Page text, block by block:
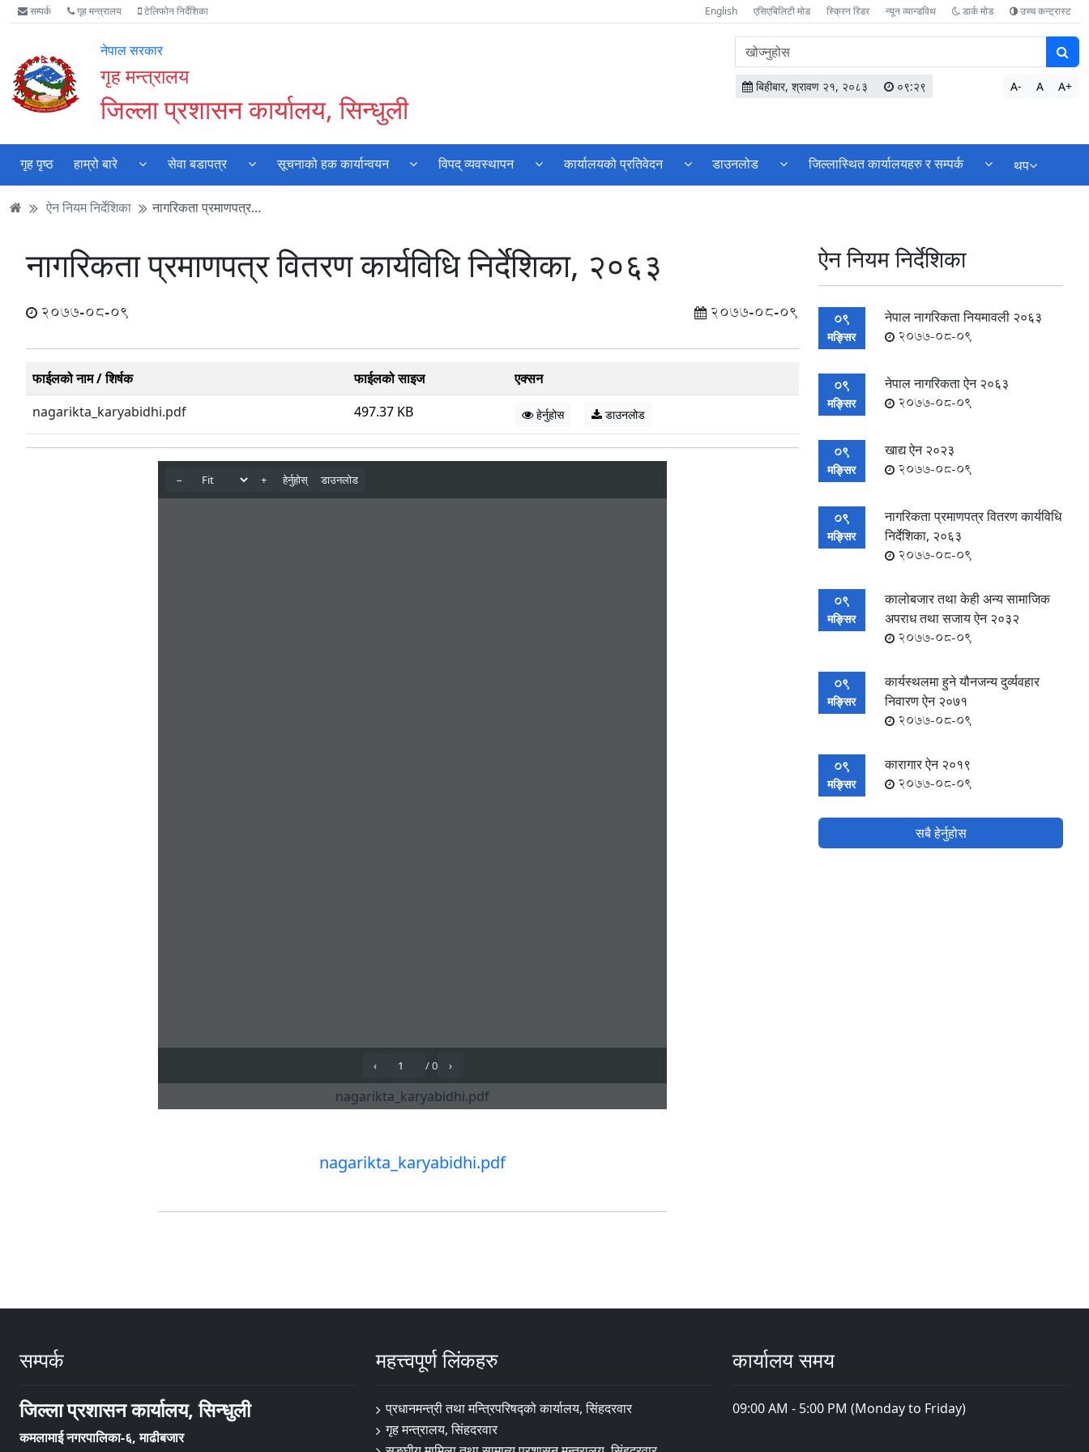
Accessibility
Mode
गर्नुहोस्
मुख्य
सामाग्री
मुख्य
नेभिगेसन
वेबसाइट
खोजमा
सम्पर्क गृह मन्त्रालय टेलिफोन निर्देशिका English एसिएबिलिटी मोड स्क्रिन रिडर न्यून व्यान्डविथ डार्क मोड उच्च कन्ट्रास्ट
नेपाल सरकार
गृह मन्त्रालय
जिल्ला प्रशासन कार्यालय, सिन्धुली
वेबसाइटमा
सामग्री
खोज्नुहोस
बिहीबार, श्रावण २१, २०८३ ०९:२९ A- A A+
गृह पृष्ठ हाम्रो बारे सेवा बडापत्र सूचनाको हक कार्यान्वयन विपद् व्यवस्थापन कार्यालयको प्रतिवेदन डाउनलोड जिल्लास्थित कार्यालयहरु र सम्पर्क थप
ऐन नियम निर्देशिका नागरिकता प्रमाणपत्र...
नागरिकता प्रमाणपत्र वितरण कार्यविधि निर्देशिका, २०६३
2077-08-09 2077-08-09
फाईलको नाम / शिर्षक फाईलको साइज
एक्सन
nagarikta_karyabidhi.pdf
497.37 KB हेर्नुहोस डाउनलोड
nagarikta_karyabidhi.pdf
ऐन नियम निर्देशिका
09
मङ्सिर
नेपाल नागरिकता नियमावली २०६३
2077-08-09
09
मङ्सिर
नेपाल नागरिकता ऐन २०६३
2077-08-09
09
मङ्सिर
खाद्य ऐन २०२३
2077-08-09
09
मङ्सिर
नागरिकता प्रमाणपत्र वितरण कार्यविधि
निर्देशिका, २०६३
2077-08-09
09
मङ्सिर
कालोबजार तथा केही अन्य सामाजिक
अपराध तथा सजाय ऐन २०३२
2077-08-09
09
मङ्सिर
कार्यस्थलमा हुने यौनजन्य दुर्व्यवहार
निवारण ऐन २०७१
2077-08-09
09
मङ्सिर
कारागार ऐन २०१९
2077-08-09
सबै हेर्नुहोस
सम्पर्क
जिल्ला प्रशासन कार्यालय, सिन्धुली
कमलामाई नगरपालिका-६, माढीबजार
महत्त्वपूर्ण लिंकहरु
प्रधानमन्त्री तथा मन्त्रिपरिषद्को कार्यालय, सिंहदरवार
गृह मन्त्रालय, सिंहदरवार
कार्यालय समय
09:00 AM - 5:00 PM (Monday to Friday)